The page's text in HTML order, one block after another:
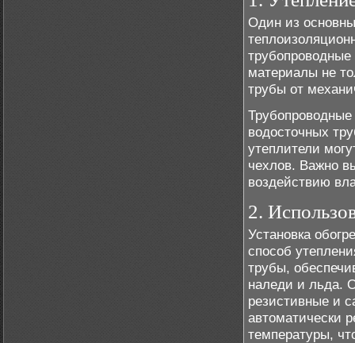
Один из
материалы не
трубы от
Трубопроводные
водосточных
утеплители
чехлов. Важно
воздействию
2.
Установка
способ
трубы,
наледи и льда.
резистивные и
автоматически
температуры,